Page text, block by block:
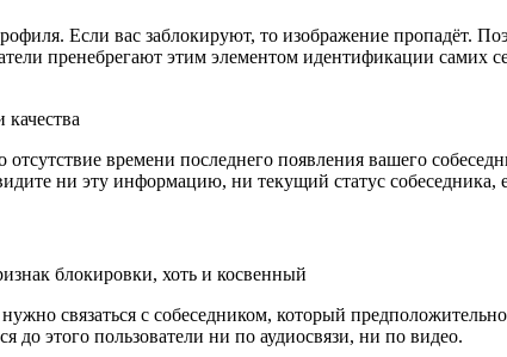
Если вас заблокируют, то изображение пропадёт.
пренебрегают этим элементом идентификации самих
отсутствие времени последнего появления вашего
ни эту информацию, ни текущий статус собеседника,
блокировки, хоть и косвенный
связаться с собеседником, который
до этого пользователи ни по аудиосвязи, ни по видео.